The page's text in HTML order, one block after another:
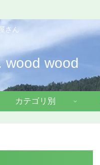
さん
wood wood
カテゴリ別